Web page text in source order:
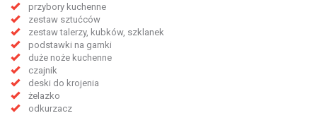
przybory kuchenne
zestaw sztućców
zestaw talerzy, kubków, szklanek
podstawki na garnki
duże noże kuchenne
czajnik
deski do krojenia
żelazko
odkurzacz